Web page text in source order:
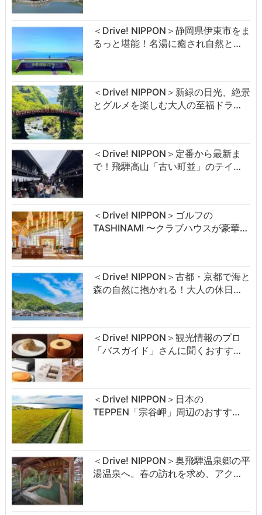
＜Drive! NIPPON＞静岡県伊東市をま
るっと堪能！名湯に癒され自然と…
＜Drive! NIPPON＞新緑の日光、絶景
とグルメを楽しむ大人の至福ドラ…
＜Drive! NIPPON＞定番から最新ま
で！飛騨高山「古い町並」のテイ…
＜Drive! NIPPON＞ゴルフの
TASHINAMI 〜クラブハウスが豪華…
＜Drive! NIPPON＞古都・京都で海と
森の自然に抱かれる！大人の休日…
＜Drive! NIPPON＞観光情報のプロ
「バスガイド」さんに聞くおすす…
＜Drive! NIPPON＞日本の
TEPPEN「宗谷岬」周辺のおすす…
＜Drive! NIPPON＞奥飛騨温泉郷の平
湯温泉へ。春の訪れを求め、アク…